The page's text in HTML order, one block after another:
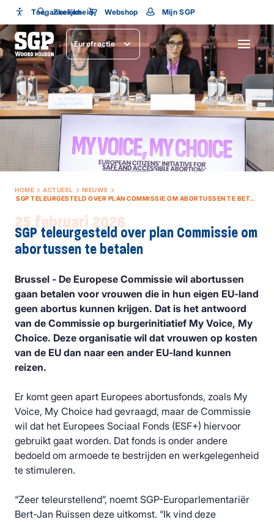
Toegankelijkheid
Toegankelijkheid
Lettergrootte
Zoeken Webshop Mijn SGP
Eurofractie SLUITEN
HOME ACTUEEL
NIEUWS
SGP TELEURGESTELD OVER PLAN COMMISSIE OM ABORTUSSEN TE BETALEN
25 februari 2026
SGP teleurgesteld over plan Commissie om
abortussen te betalen
Brussel - De Europese Commissie wil abortussen
gaan betalen voor vrouwen die in hun eigen EU-land
geen abortus kunnen krijgen. Dat is het antwoord
van de Commissie op burgerinitiatief My Voice, My
Choice. Deze organisatie wil dat vrouwen op kosten
van de EU dan naar een ander EU-land kunnen
reizen.
Er komt geen apart Europees abortusfonds, zoals My
Voice, My Choice had gevraagd, maar de Commissie
wil dat het Europees Sociaal Fonds (ESF+) hiervoor
gebruikt gaat worden. Dat fonds is onder andere
bedoeld om armoede te bestrijden en werkgelegenheid
te stimuleren.
“Zeer teleurstellend”, noemt SGP-Europarlementariër
Bert-Jan Ruissen deze uitkomst. “Ik vind deze